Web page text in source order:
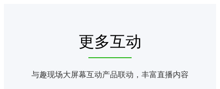
更多互动
与趣现场大屏幕互动产品联动，丰富直播内容